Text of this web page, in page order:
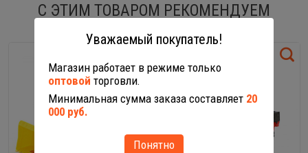
С ЭТИМ ТОВАРОМ РЕКОМЕНДУЕМ
Уважаемый покупатель!
Магазин работает в режиме только
оптовой торговли.
Минимальная сумма заказа составляет 20
000 руб.
Понятно